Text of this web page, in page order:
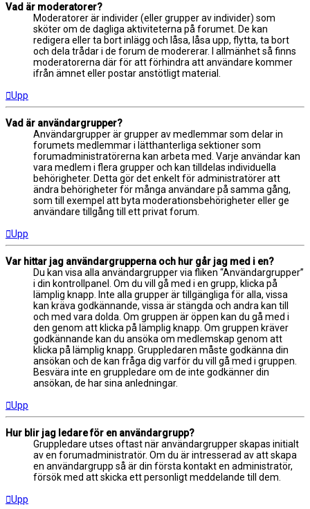
Vad är moderatorer?
Moderatorer är individer (eller grupper av individer) som
sköter om de dagliga aktiviteterna på forumet. De kan
redigera eller ta bort inlägg och låsa, låsa upp, flytta, ta bort
och dela trådar i de forum de modererar. I allmänhet så finns
moderatorerna där för att förhindra att användare kommer
ifrån ämnet eller postar anstötligt material.
Upp
Vad är användargrupper?
Användargrupper är grupper av medlemmar som delar in
forumets medlemmar i lätthanterliga sektioner som
forumadministratörerna kan arbeta med. Varje användar kan
vara medlem i flera grupper och kan tilldelas individuella
behörigheter. Detta gör det enkelt för administratörer att
ändra behörigheter för många användare på samma gång,
som till exempel att byta moderationsbehörigheter eller ge
användare tillgång till ett privat forum.
Upp
Var hittar jag användargrupperna och hur går jag med i en?
Du kan visa alla användargrupper via fliken “Användargrupper”
i din kontrollpanel. Om du vill gå med i en grupp, klicka på
lämplig knapp. Inte alla grupper är tillgängliga för alla, vissa
kan kräva godkännande, vissa är stängda och andra kan till
och med vara dolda. Om gruppen är öppen kan du gå med i
den genom att klicka på lämplig knapp. Om gruppen kräver
godkännande kan du ansöka om medlemskap genom att
klicka på lämplig knapp. Gruppledaren måste godkänna din
ansökan och de kan fråga dig varför du vill gå med i gruppen.
Besvära inte en gruppledare om de inte godkänner din
ansökan, de har sina anledningar.
Upp
Hur blir jag ledare för en användargrupp?
Gruppledare utses oftast när användargrupper skapas initialt
av en forumadministratör. Om du är intresserad av att skapa
en användargrupp så är din första kontakt en administratör,
försök med att skicka ett personligt meddelande till dem.
Upp